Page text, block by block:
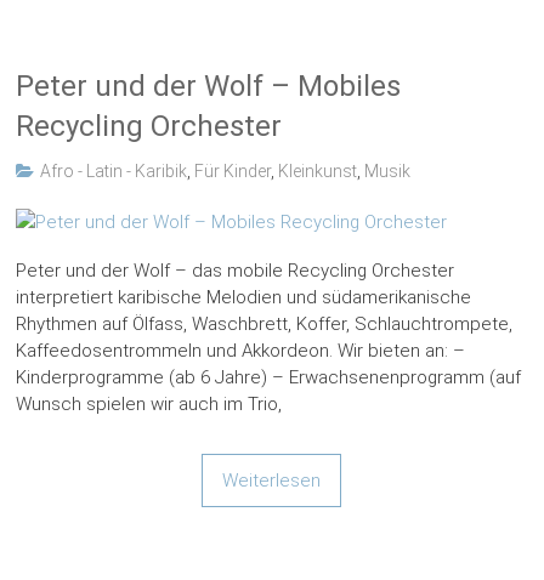
Peter und der Wolf – Mobiles
Recycling Orchester
Afro - Latin - Karibik Für Kinder, Kleinkunst Musik
Peter und der Wolf – das mobile Recycling Orchester
interpretiert karibische Melodien und südamerikanische
Rhythmen auf Ölfass, Waschbrett, Koffer, Schlauchtrompete,
Kaffeedosentrommeln und Akkordeon. Wir bieten an: –
Kinderprogramme (ab 6 Jahre) – Erwachsenenprogramm (auf
Wunsch spielen wir auch im Trio,
Weiterlesen